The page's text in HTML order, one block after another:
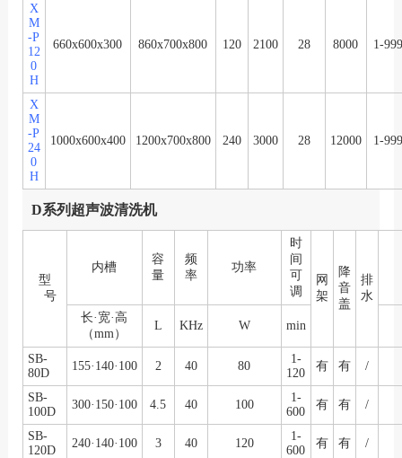
X
M
-P
12
0
H
660x600x300 860x700x800 120 2100 28 8000 1-999
X
M
-P
24
0
H
1000x600x400 1200x700x800 240 3000 28 12000 1-999
D系列超声波清洗机
型
号
内槽
容
量
频
率
功率
时
间
可
调
网
架
降
音
盖
排
水
长·宽·高
（mm）
L KHz W min
SB-
80D
155·140·100 2 40 80
1-
120
有 有 /
SB-
100D
300·150·100 4.5 40 100
1-
600
有 有 /
SB-
120D
240·140·100 3 40 120
1-
600
有 有 /